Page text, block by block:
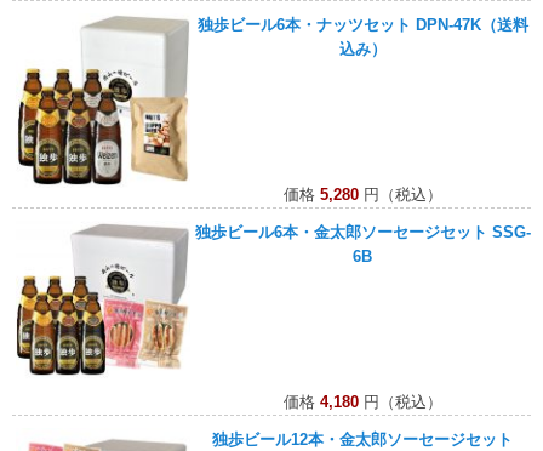
独歩ビール6本・ナッツセット DPN-47K（送料
込み）
価格 5,280円（税込）
独歩ビール6本・金太郎ソーセージセット SSG-
6B
価格 4,180円（税込）
独歩ビール12本・金太郎ソーセージセット